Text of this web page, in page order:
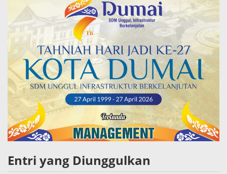
Entri yang Diunggulkan